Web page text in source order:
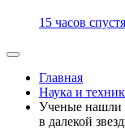
15 часов спустя
Главная
Наука и
Ученые нашли
в далекой